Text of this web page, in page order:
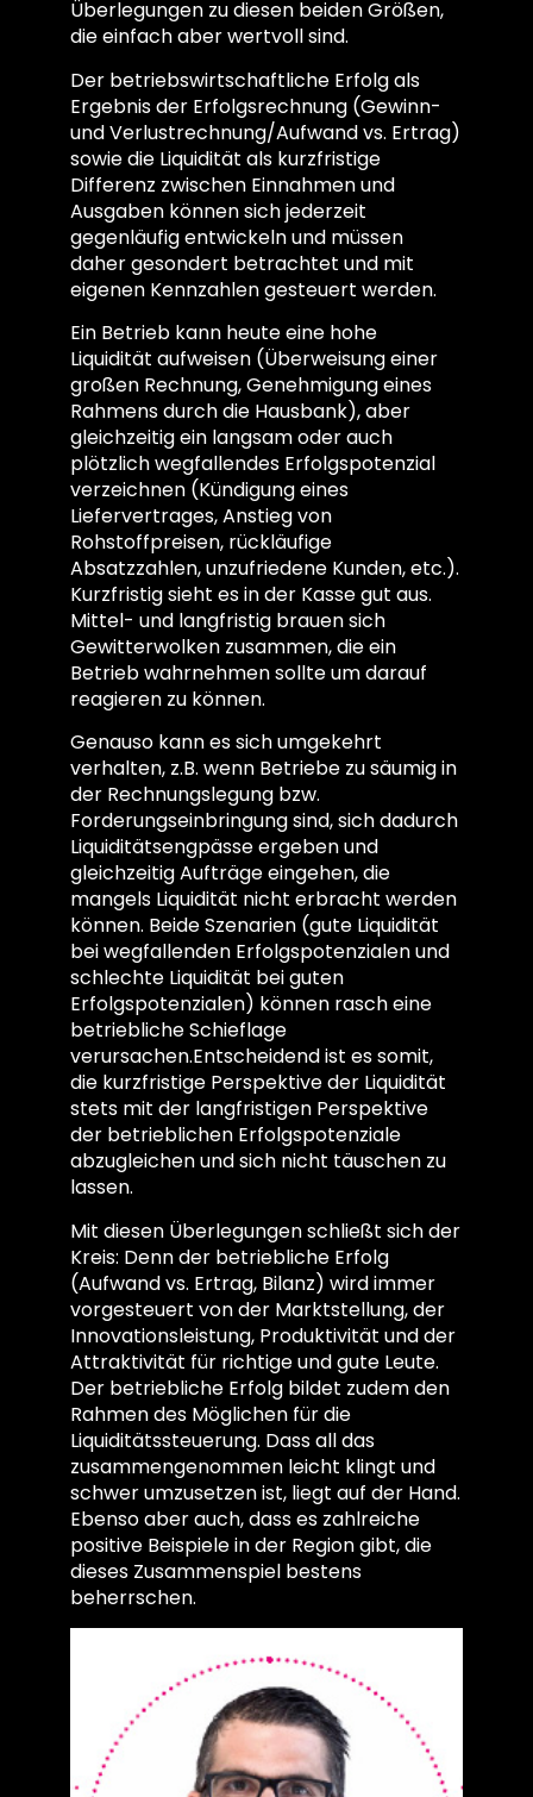
Überlegungen zu diesen beiden Größen,
die einfach aber wertvoll sind.
Der betriebswirtschaftliche Erfolg als
Ergebnis der Erfolgsrechnung (Gewinn-
und Verlustrechnung/Aufwand vs. Ertrag)
sowie die Liquidität als kurzfristige
Differenz zwischen Einnahmen und
Ausgaben können sich jederzeit
gegenläufig entwickeln und müssen
daher gesondert betrachtet und mit
eigenen Kennzahlen gesteuert werden.
Ein Betrieb kann heute eine hohe
Liquidität aufweisen (Überweisung einer
großen Rechnung, Genehmigung eines
Rahmens durch die Hausbank), aber
gleichzeitig ein langsam oder auch
plötzlich wegfallendes Erfolgspotenzial
verzeichnen (Kündigung eines
Liefervertrages, Anstieg von
Rohstoffpreisen, rückläufige
Absatzzahlen, unzufriedene Kunden, etc.).
Kurzfristig sieht es in der Kasse gut aus.
Mittel- und langfristig brauen sich
Gewitterwolken zusammen, die ein
Betrieb wahrnehmen sollte um darauf
reagieren zu können.
Genauso kann es sich umgekehrt
verhalten, z.B. wenn Betriebe zu säumig in
der Rechnungslegung bzw.
Forderungseinbringung sind, sich dadurch
Liquiditätsengpässe ergeben und
gleichzeitig Aufträge eingehen, die
mangels Liquidität nicht erbracht werden
können. Beide Szenarien (gute Liquidität
bei wegfallenden Erfolgspotenzialen und
schlechte Liquidität bei guten
Erfolgspotenzialen) können rasch eine
betriebliche Schieflage
verursachen.Entscheidend ist es somit,
die kurzfristige Perspektive der Liquidität
stets mit der langfristigen Perspektive
der betrieblichen Erfolgspotenziale
abzugleichen und sich nicht täuschen zu
lassen.
Mit diesen Überlegungen schließt sich der
Kreis: Denn der betriebliche Erfolg
(Aufwand vs. Ertrag, Bilanz) wird immer
vorgesteuert von der Marktstellung, der
Innovationsleistung, Produktivität und der
Attraktivität für richtige und gute Leute.
Der betriebliche Erfolg bildet zudem den
Rahmen des Möglichen für die
Liquiditätssteuerung. Dass all das
zusammengenommen leicht klingt und
schwer umzusetzen ist, liegt auf der Hand.
Ebenso aber auch, dass es zahlreiche
positive Beispiele in der Region gibt, die
dieses Zusammenspiel bestens
beherrschen.